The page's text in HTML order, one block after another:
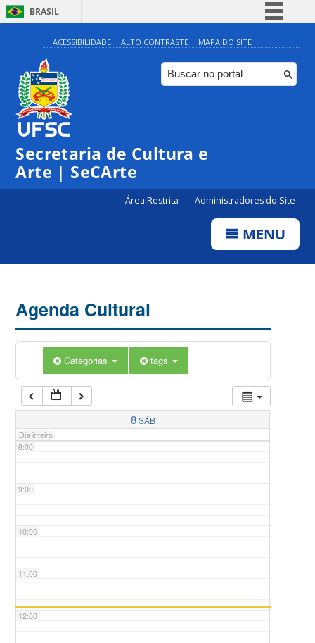
BRASIL
Simplifique!
Comunica BR
Participe
ACESSIBILIDADE ALTO CONTRASTE MAPA DO SITE
Secretaria de Cultura e
Arte | SeCArte
Área Restrita Administradores do Site
MENU
Agenda Cultural
Categorias tags
8SÁB
Dia inteiro
0:00
1:00
5:00
7:00
8:00
9:00
10:00
11:00
12:00